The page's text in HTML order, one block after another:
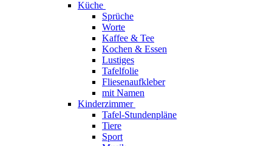
Küche
Sprüche
Worte
Kaffee & Tee
Kochen & Essen
Lustiges
Tafelfolie
Fliesenaufkleber
mit Namen
Kinderzimmer
Tafel-Stundenpläne
Tiere
Sport